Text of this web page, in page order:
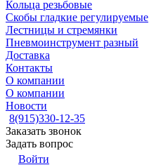
Кольца резьбовые
Скобы гладкие регулируемые
Лестницы и стремянки
Пневмоинструмент разный
Доставка
Контакты
О компании
О компании
Новости
8(915)330-12-35
Заказать звонок
Задать вопрос
Войти